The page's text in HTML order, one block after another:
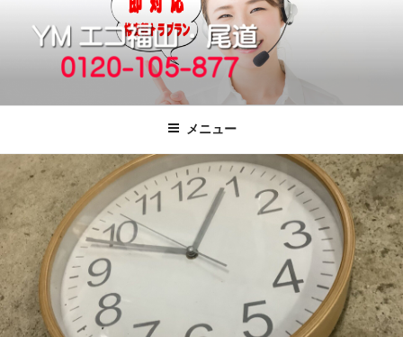
プ
福山市で格安の不用品回収、買取、処
分は粗大ごみ処分、廃品回収も対応の
YMエコ福山営業所へ。
引っ越しゴミ・粗大ゴミの片付けをいたします
メニュー